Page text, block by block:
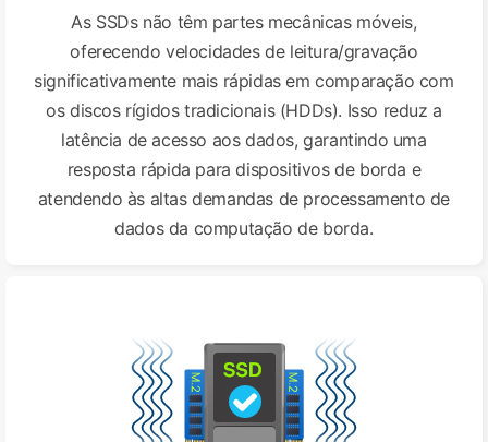
As SSDs não têm partes mecânicas móveis,
oferecendo velocidades de leitura/gravação
significativamente mais rápidas em comparação com
os discos rígidos tradicionais (HDDs). Isso reduz a
latência de acesso aos dados, garantindo uma
resposta rápida para dispositivos de borda e
atendendo às altas demandas de processamento de
dados da computação de borda.